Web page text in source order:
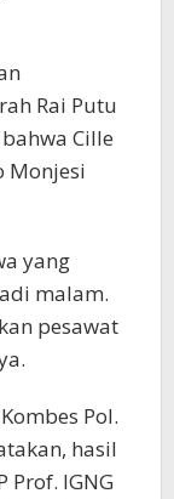
Rai Putu
Cille
Monjesi
yang
malam.
pesawat
Pol.
hasil
Prof. IGNG